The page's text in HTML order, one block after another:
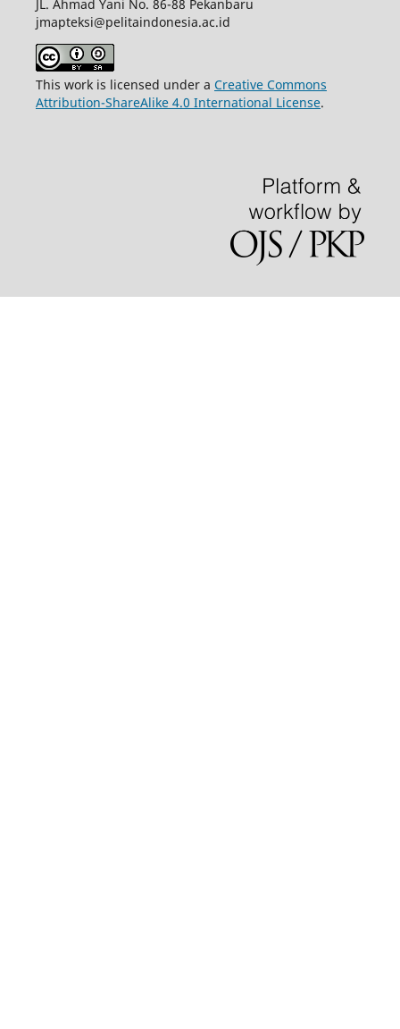
JL. Ahmad Yani No. 86-88 Pekanbaru
jmapteksi@pelitaindonesia.ac.id
This work is licensed under a Creative Commons
Attribution-ShareAlike 4.0 International License.